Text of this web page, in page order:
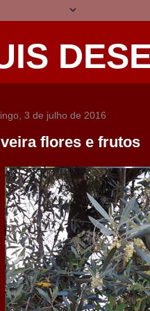
3 de julho de 2016
flores e frutos